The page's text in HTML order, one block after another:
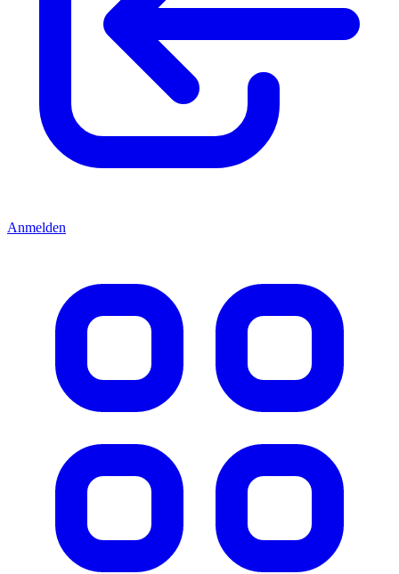
Anmelden